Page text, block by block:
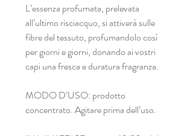
L’essenza profumata, prelevata
all’ultimo risciacquo, si attiverà sulle
fibre del tessuto, profumandolo così
per giorni e giorni, donando ai vostri
capi una fresca e duratura fragranza.
MODO D’USO: prodotto
concentrato. Agitare prima dell’uso.